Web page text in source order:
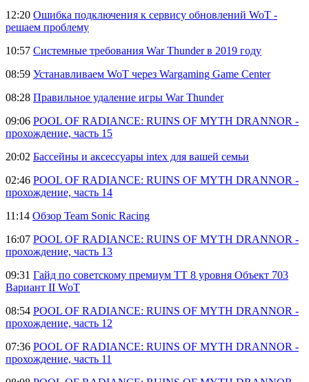
12:20 Ошибка подключения к сервису обновлений WoT -
решаем проблему
10:57 Системные требования War Thunder в 2019 году
08:59 Устанавливаем WoT через Wargaming Game Center
08:28 Правильное удаление игры War Thunder
09:06 POOL OF RADIANCE: RUINS OF MYTH DRANNOR -
прохождение, часть 15
20:02 Бассейны и аксессуары intex для вашей семьи
02:46 POOL OF RADIANCE: RUINS OF MYTH DRANNOR -
прохождение, часть 14
11:14 Обзор Team Sonic Racing
16:07 POOL OF RADIANCE: RUINS OF MYTH DRANNOR -
прохождение, часть 13
09:31 Гайд по советскому премиум ТТ 8 уровня Объект 703
Вариант II WoT
08:54 POOL OF RADIANCE: RUINS OF MYTH DRANNOR -
прохождение, часть 12
07:36 POOL OF RADIANCE: RUINS OF MYTH DRANNOR -
прохождение, часть 11